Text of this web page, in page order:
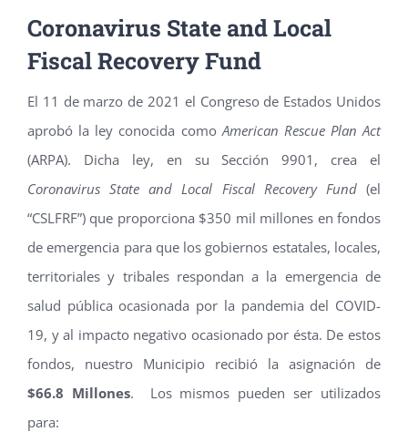
Coronavirus State and Local
Fiscal Recovery Fund
El 11 de marzo de 2021 el Congreso de Estados Unidos
aprobó la ley conocida como American Rescue Plan Act
(ARPA). Dicha ley, en su Sección 9901, crea el
Coronavirus State and Local Fiscal Recovery Fund(el
“CSLFRF”) que proporciona $350 mil millones en fondos
de emergencia para que los gobiernos estatales, locales,
territoriales y tribales respondan a la emergencia de
salud pública ocasionada por la pandemia del COVID-
19, y al impacto negativo ocasionado por ésta. De estos
fondos, nuestro Municipio recibió la asignación de
$66.8 Millones. Los mismos pueden ser utilizados
para: